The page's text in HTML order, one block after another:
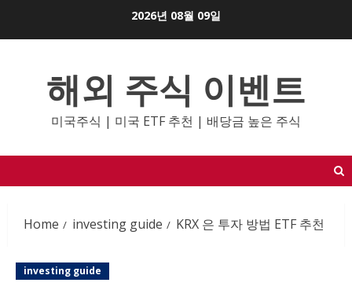
2026년 08월 09일
해외 주식 이벤트
미국주식 | 미국 ETF 추천 | 배당금 높은 주식
Home investing guide KRX 은 투자 방법 ETF 추천
investing guide